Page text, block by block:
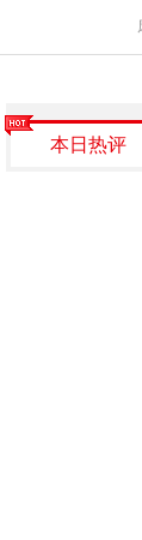
本日热评